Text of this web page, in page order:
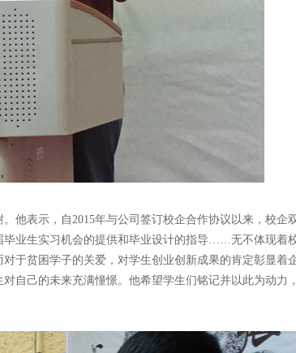
他表示，自2015年与公司签订校企合作协议以来，校企
毕业生实习机会的提供和毕业设计的指导……无不体现着
于贫困学子的关爱，对学生创业创新成果的肯定彰显着
自己的未来充满憧憬。他希望学生们铭记并以此为动力